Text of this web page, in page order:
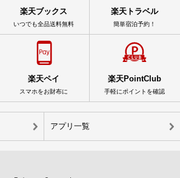
楽天ブックス
いつでも全品送料無料
楽天トラベル
簡単宿泊予約！
楽天ペイ
スマホをお財布に
楽天PointClub
手軽にポイントを確認
アプリ一覧